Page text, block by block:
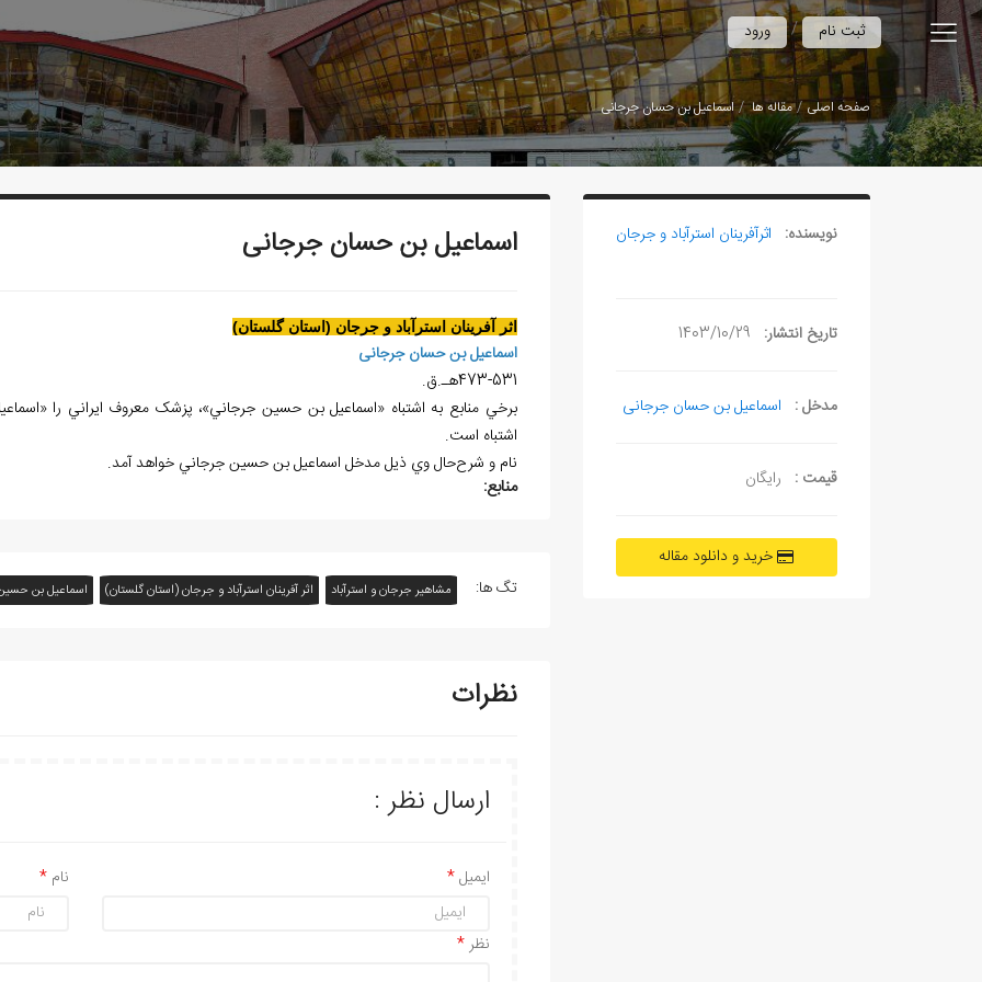
ورود / ثبت نام
صفحه اصلی مقاله ها اسماعيل بن حسان جرجانی
نویسنده: اثرآفرينان استرآباد و جرجان
تاریخ انتشار: 1403/10/29
مدخل : اسماعیل بن حسان جرجانی
قیمت : رایگان
خرید و دانلود مقاله
اسماعيل بن حسان جرجانی
اثر آفرينان استرآباد و جرجان (استان گلستان)
اسماعيل بن حسان جرجانی
473-531هـ.ق.
برخي منابع به اشتباه «اسماعيل بن حسين جرجاني»، پزشک معروف ايراني را
اشتباه است.
نام و شرح‌حال وي ذيل مدخل اسماعيل بن حسين جرجاني خواهد آمد.
منابع:
تگ ها: مشاهیر جرجان و استرآباد اثر آفرينان استرآباد و جرجان (استان گلستان) اسماعيل بن
نظرات
ارسال نظر :
نام ایمیل
نظر